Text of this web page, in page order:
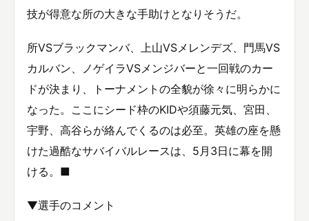
技が得意な所の大きな手助けとなりそうだ。
所VSブラックマンバ、上山VSメレンデズ、門馬VS
カルバン、ノゲイラVSメンジバーと一回戦のカー
ドが決まり、トーナメントの全貌が徐々に明らかに
なった。ここにシード枠のKIDや須藤元気、宮田、
宇野、高谷らが絡んでくるのは必至。英雄の座を懸
けた過酷なサバイバルレースは、5月3日に幕を開
ける。■
▼選手のコメント